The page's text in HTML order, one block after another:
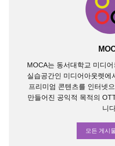
MOCA는 동서대학교 미디
실습공간인 미디어아웃렛에
프리미엄 콘텐츠를 인터넷
만들어진 공익적 목적의
니
모든 게시